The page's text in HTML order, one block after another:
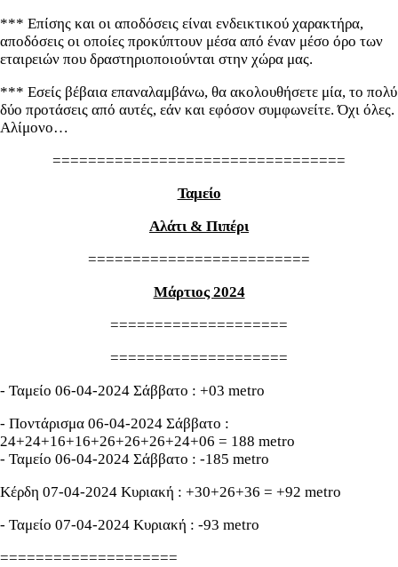
*** Επίσης και οι αποδόσεις είναι ενδεικτικού χαρακτήρα,
αποδόσεις οι οποίες προκύπτουν μέσα από έναν μέσο όρο των
εταιρειών που δραστηριοποιούνται στην χώρα μας.
*** Εσείς βέβαια επαναλαμβάνω, θα ακολουθήσετε μία, το πολύ
δύο προτάσεις από αυτές, εάν και εφόσον συμφωνείτε. Όχι όλες.
Αλίμονο…
=================================
Ταμείο
Αλάτι & Πιπέρι
=========================
Μάρτιος 2024
====================
====================
- Ταμείο 06-04-2024 Σάββατο : +03 metro
- Ποντάρισμα 06-04-2024 Σάββατο :
24+24+16+16+26+26+26+24+06 = 188 metro
- Ταμείο 06-04-2024 Σάββατο : -185 metro
Κέρδη 07-04-2024 Κυριακή : +30+26+36 = +92 metro
- Ταμείο 07-04-2024 Κυριακή : -93 metro
====================